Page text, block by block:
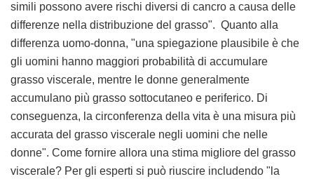
simili possono avere rischi diversi di cancro a causa delle
differenze nella distribuzione del grasso". Quanto alla
differenza uomo-donna, "una spiegazione plausibile è che
gli uomini hanno maggiori probabilità di accumulare
grasso viscerale, mentre le donne generalmente
accumulano più grasso sottocutaneo e periferico. Di
conseguenza, la circonferenza della vita è una misura più
accurata del grasso viscerale negli uomini che nelle
donne". Come fornire allora una stima migliore del grasso
viscerale? Per gli esperti si può riuscire includendo "la